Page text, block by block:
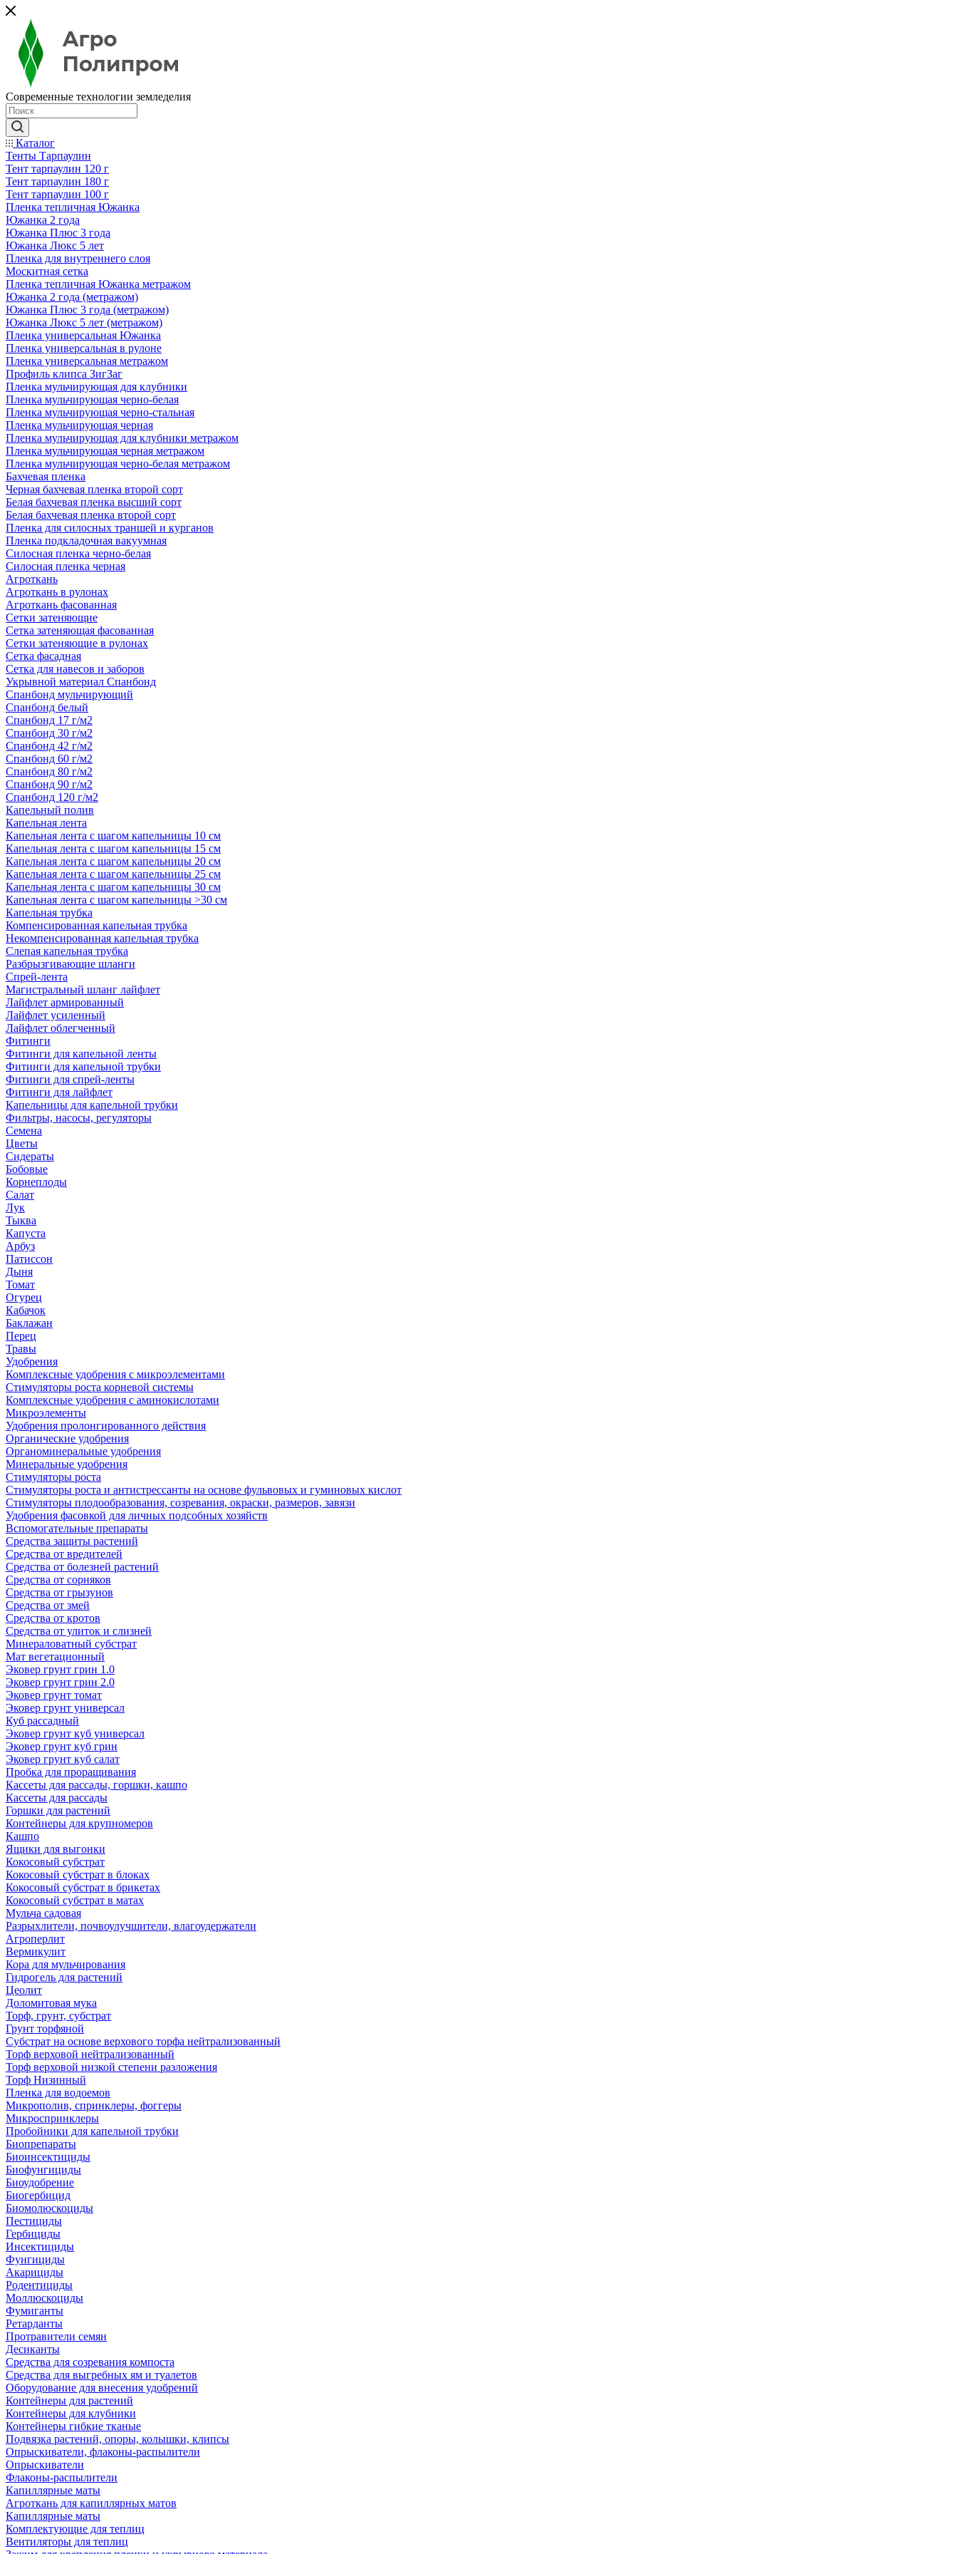
Современные технологии земледелия
Каталог
Тенты Тарпаулин
Тент тарпаулин 120 г
Тент тарпаулин 180 г
Тент тарпаулин 100 г
Пленка тепличная Южанка
Южанка 2 года
Южанка Плюс 3 года
Южанка Люкс 5 лет
Пленка для внутреннего слоя
Москитная сетка
Пленка тепличная Южанка метражом
Южанка 2 года (метражом)
Южанка Плюс 3 года (метражом)
Южанка Люкс 5 лет (метражом)
Пленка универсальная Южанка
Пленка универсальная в рулоне
Пленка универсальная метражом
Профиль клипса ЗигЗаг
Пленка мульчирующая для клубники
Пленка мульчирующая черно-белая
Пленка мульчирующая черно-стальная
Пленка мульчирующая черная
Пленка мульчирующая для клубники метражом
Пленка мульчирующая черная метражом
Пленка мульчирующая черно-белая метражом
Бахчевая пленка
Черная бахчевая пленка второй сорт
Белая бахчевая пленка высший сорт
Белая бахчевая пленка второй сорт
Пленка для силосных траншей и курганов
Пленка подкладочная вакуумная
Силосная пленка черно-белая
Силосная пленка черная
Агроткань
Агроткань в рулонах
Агроткань фасованная
Сетки затеняющие
Сетка затеняющая фасованная
Сетки затеняющие в рулонах
Сетка фасадная
Сетка для навесов и заборов
Укрывной материал Спанбонд
Спанбонд мульчирующий
Спанбонд белый
Спанбонд 17 г/м2
Спанбонд 30 г/м2
Спанбонд 42 г/м2
Спанбонд 60 г/м2
Спанбонд 80 г/м2
Спанбонд 90 г/м2
Спанбонд 120 г/м2
Капельный полив
Капельная лента
Капельная лента с шагом капельницы 10 см
Капельная лента с шагом капельницы 15 см
Капельная лента с шагом капельницы 20 см
Капельная лента с шагом капельницы 25 см
Капельная лента с шагом капельницы 30 см
Капельная лента с шагом капельницы >30 см
Капельная трубка
Компенсированная капельная трубка
Некомпенсированная капельная трубка
Слепая капельная трубка
Разбрызгивающие шланги
Спрей-лента
Магистральный шланг лайфлет
Лайфлет армированный
Лайфлет усиленный
Лайфлет облегченный
Фитинги
Фитинги для капельной ленты
Фитинги для капельной трубки
Фитинги для спрей-ленты
Фитинги для лайфлет
Капельницы для капельной трубки
Фильтры, насосы, регуляторы
Семена
Цветы
Сидераты
Бобовые
Корнеплоды
Салат
Лук
Тыква
Капуста
Арбуз
Патиссон
Дыня
Томат
Огурец
Кабачок
Баклажан
Перец
Травы
Удобрения
Комплексные удобрения с микроэлементами
Стимуляторы роста корневой системы
Комплексные удобрения с аминокислотами
Микроэлементы
Удобрения пролонгированного действия
Органические удобрения
Органоминеральные удобрения
Минеральные удобрения
Стимуляторы роста
Стимуляторы роста и антистрессанты на основе фульвовых и гуминовых кислот
Стимуляторы плодообразования, созревания, окраски, размеров, завязи
Удобрения фасовкой для личных подсобных хозяйств
Вспомогательные препараты
Средства защиты растений
Средства от вредителей
Средства от болезней растений
Средства от сорняков
Средства от грызунов
Средства от змей
Средства от кротов
Средства от улиток и слизней
Минераловатный субстрат
Мат вегетационный
Эковер грунт грин 1.0
Эковер грунт грин 2.0
Эковер грунт томат
Эковер грунт универсал
Куб рассадный
Эковер грунт куб универсал
Эковер грунт куб грин
Эковер грунт куб салат
Пробка для проращивания
Кассеты для рассады, горшки, кашпо
Кассеты для рассады
Горшки для растений
Контейнеры для крупномеров
Кашпо
Ящики для выгонки
Кокосовый субстрат
Кокосовый субстрат в блоках
Кокосовый субстрат в брикетах
Кокосовый субстрат в матах
Мульча садовая
Разрыхлители, почвоулучшители, влагоудержатели
Агроперлит
Вермикулит
Кора для мульчирования
Гидрогель для растений
Цеолит
Доломитовая мука
Торф, грунт, субстрат
Грунт торфяной
Субстрат на основе верхового торфа нейтрализованный
Торф верховой нейтрализованный
Торф верховой низкой степени разложения
Торф Низинный
Пленка для водоемов
Микрополив, спринклеры, фоггеры
Микроспринклеры
Пробойники для капельной трубки
Биопрепараты
Биоинсектициды
Биофунгициды
Биоудобрение
Биогербицид
Биомолюскоциды
Пестициды
Гербициды
Инсектициды
Фунгициды
Акарициды
Родентициды
Моллюскоциды
Фумиганты
Ретарданты
Протравители семян
Десиканты
Средства для созревания компоста
Средства для выгребных ям и туалетов
Оборудование для внесения удобрений
Контейнеры для растений
Контейнеры для клубники
Контейнеры гибкие тканые
Подвязка растений, опоры, колышки, клипсы
Опрыскиватели, флаконы-распылители
Опрыскиватели
Флаконы-распылители
Капиллярные маты
Агроткань для капиллярных матов
Капиллярные маты
Комплектующие для теплиц
Вентиляторы для теплиц